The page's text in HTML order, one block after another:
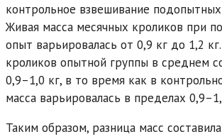
контрольное взвешивание
Живая масса месячных кроликов при
опыт варьировалась от 0,9 кг до 1,2
кроликов опытной группы в среднем
0,9–1,0 кг, в то время как в
масса варьировалась в пределах
Таким образом, разница масс